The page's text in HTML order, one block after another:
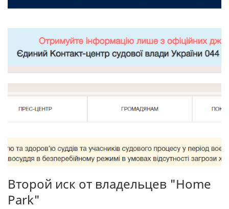
Второй иск от владельцев "Home
Park"